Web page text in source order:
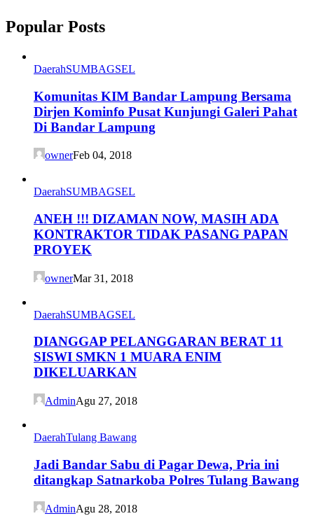
Popular Posts
DaerahSUMBAGSEL
Komunitas KIM Bandar Lampung Bersama
Dirjen Kominfo Pusat Kunjungi Galeri Pahat
Di Bandar Lampung
ownerFeb 04, 2018
DaerahSUMBAGSEL
ANEH !!! DIZAMAN NOW, MASIH ADA
KONTRAKTOR TIDAK PASANG PAPAN
PROYEK
ownerMar 31, 2018
DaerahSUMBAGSEL
DIANGGAP PELANGGARAN BERAT 11
SISWI SMKN 1 MUARA ENIM
DIKELUARKAN
AdminAgu 27, 2018
DaerahTulang Bawang
Jadi Bandar Sabu di Pagar Dewa, Pria ini
ditangkap Satnarkoba Polres Tulang Bawang
AdminAgu 28, 2018